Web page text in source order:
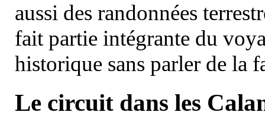
aussi des randonnées
fait partie intégrante du
historique sans parler de la
Le circuit dans les